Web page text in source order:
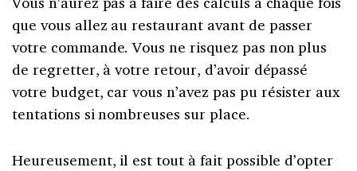
que vous allez au restaurant avant de passer
votre commande. Vous ne risquez pas non plus
de regretter, à votre retour, d’avoir dépassé
votre budget, car vous n’avez pas pu résister aux
tentations si nombreuses sur place.
Heureusement, il est tout à fait possible d’opter